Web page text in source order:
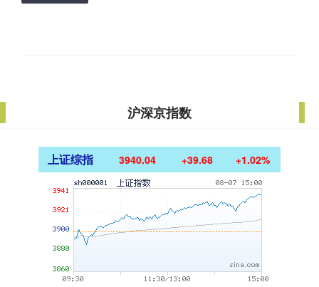
沪深京指数
上证综指 3940.04 +39.68 +1.02%